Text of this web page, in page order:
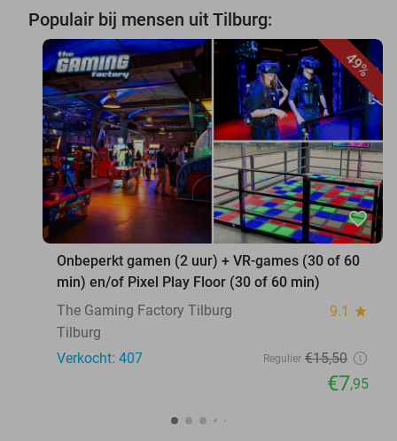
Populair bij mensen uit Tilburg:
49%
favorite_border
Onbeperkt gamen (2 uur) + VR-games (30 of 60
min) en/of Pixel Play Floor (30 of 60 min)
The Gaming Factory Tilburg
9.1 star
Tilburg
Verkocht: 407
Regulier €15,50
€7,95